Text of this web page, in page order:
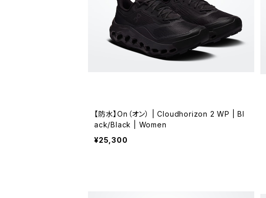
【防水】On（オン） | Cloudhorizon 2 WP | Bl
ack/Black | Women
¥25,300